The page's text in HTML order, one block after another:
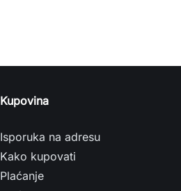
Kupovina
Isporuka na adresu
Kako kupovati
Plaćanje